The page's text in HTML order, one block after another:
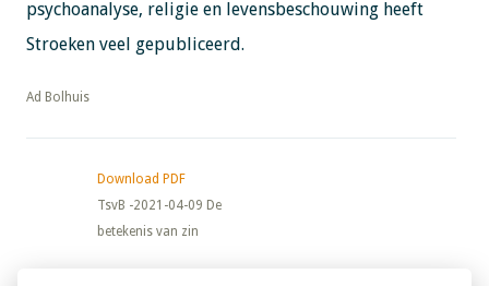
psychoanalyse, religie en levensbeschouwing heeft
Stroeken veel gepubliceerd.
​​​​​​​Ad Bolhuis
Download PDF
TsvB -2021-04-09 De
betekenis van zin